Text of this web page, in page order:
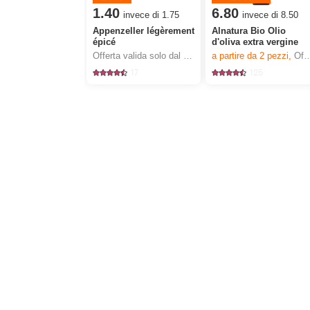
1.40 invece di 1.75
Appenzeller légèrement
épicé
Offerta valida solo dal 6.8 al 12.8.2026, fino a esaurimento dello stock.
6.80 invece di 8.50
Alnatura Bio Olio
d'oliva extra vergine
a partire da 2pezzi,Offerta valida solo dal 6.8 al 12.8.2026, fino a esaurimento dello stock.